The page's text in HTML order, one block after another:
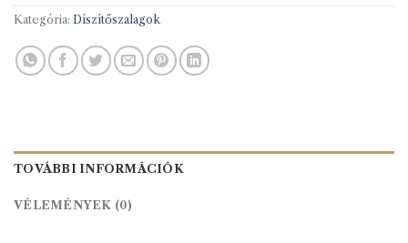
Kategória: Díszítőszalagok
TOVÁBBI INFORMÁCIÓK
VÉLEMÉNYEK (0)